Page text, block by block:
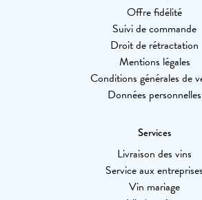
Offre fidélité
Suivi de commande
Droit de rétractation
Mentions légales
Conditions générales de
Données personnelles
Services
Livraison des vins
Service aux entreprises
Vin mariage